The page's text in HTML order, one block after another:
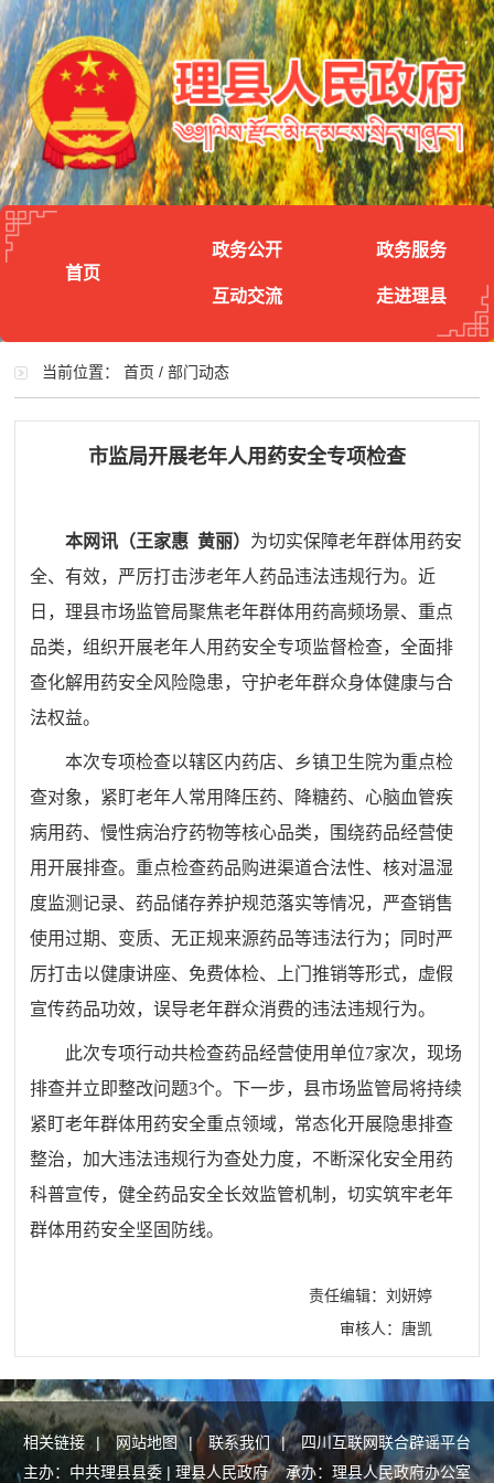
首页
政务公开 政务服务
互动交流 走进理县
当前位置：首页 /部门动态
市监局开展老年人用药安全专项检查
本网讯（王家惠黄丽） 为切实保障老年群体用药安
全、有效，严厉打击涉老年人药品违法违规行为。近
日，理县市场监管局聚焦老年群体用药高频场景、重点
品类，组织开展老年人用药安全专项监督检查，全面排
查化解用药安全风险隐患，守护老年群众身体健康与合
法权益。
本次专项检查以辖区内药店、乡镇卫生院为重点检
查对象，紧盯老年人常用降压药、降糖药、心脑血管疾
病用药、慢性病治疗药物等核心品类，围绕药品经营使
用开展排查。重点检查药品购进渠道合法性、核对温湿
度监测记录、药品储存养护规范落实等情况，严查销售
使用过期、变质、无正规来源药品等违法行为；同时严
厉打击以健康讲座、免费体检、上门推销等形式，虚假
宣传药品功效，误导老年群众消费的违法违规行为。
此次专项行动共检查药品经营使用单位7家次，现场
排查并立即整改问题3个。下一步，县市场监管局将持续
紧盯老年群体用药安全重点领域，常态化开展隐患排查
整治，加大违法违规行为查处力度，不断深化安全用药
科普宣传，健全药品安全长效监管机制，切实筑牢老年
群体用药安全坚固防线。
责任编辑：刘妍婷
审核人：唐凯
相关链接 | 网站地图 | 联系我们 |
四川互联网联合辟谣平台
主办：中共理县县委 | 理县人民政府 承办：理县人民政府办公室